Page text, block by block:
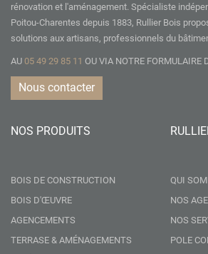
rénovation et l'aménagement. Spécialiste
Poitou-Charentes depuis 1883, Rullier Bois
solutions aux artisans, professionnels du
AU 05 49 29 85 11 OU VIA NOTRE FORMULAIRE
Nous contacter
NOS PRODUITS
BOIS DE CONSTRUCTION
BOIS D'ŒUVRE
AGENCEMENTS
TERRASE & AMÉNAGEMENTS
QUI
NOS
NOS
POLE